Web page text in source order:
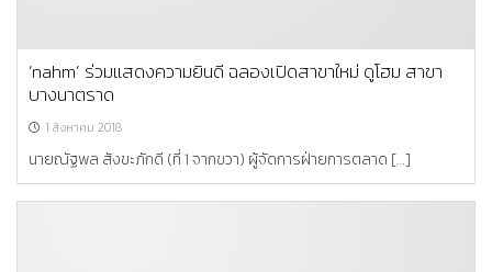
‘nahm’ ร่วมแสดงความยินดี ฉลองเปิดสาขาใหม่ ดูโฮม สาขา
บางนาตราด
1 สิงหาคม 2018
นายณัฐพล สังขะภักดี (ที่ 1 จากขวา) ผู้จัดการฝ่ายการตลาด […]